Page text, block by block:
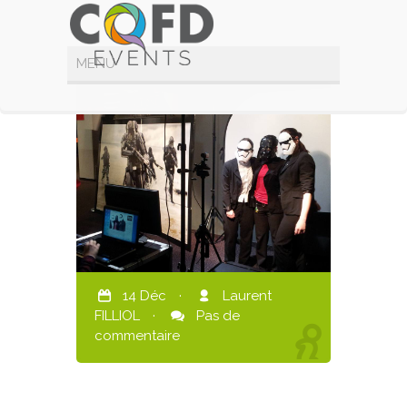
14 Déc ·
Laurent
FILLIOL
·
Pas de
commentaire